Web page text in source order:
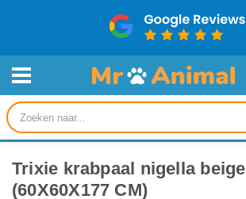
Producten
zoeken
Trixie krabpaal nigella beige
(60X60X177 CM)